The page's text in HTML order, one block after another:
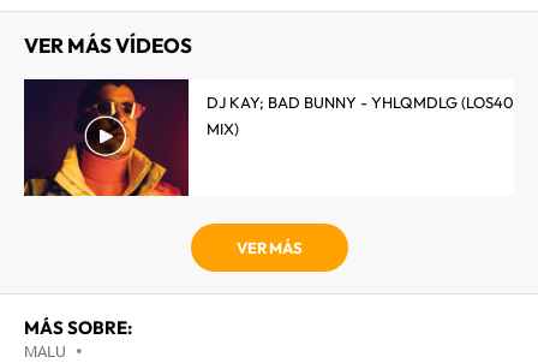
VER MÁS VÍDEOS
DJ KAY; BAD BUNNY - YHLQMDLG (LOS40
MIX)
VER MÁS
MÁS SOBRE:
MALU •